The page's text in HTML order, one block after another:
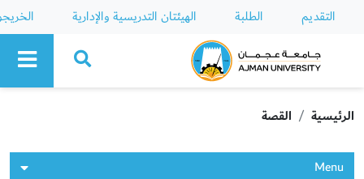
التقديم الطلبة الهيئتان التدريسية والإدارية
Ajman University
الرئيسية القصة
Menu